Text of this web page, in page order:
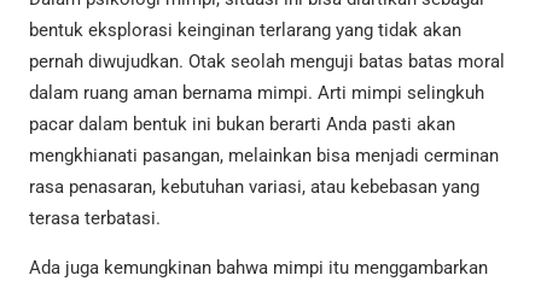
bentuk eksplorasi keinginan terlarang yang tidak akan
pernah diwujudkan. Otak seolah menguji batas batas moral
dalam ruang aman bernama mimpi. Arti mimpi selingkuh
pacar dalam bentuk ini bukan berarti Anda pasti akan
mengkhianati pasangan, melainkan bisa menjadi cerminan
rasa penasaran, kebutuhan variasi, atau kebebasan yang
terasa terbatasi.
Ada juga kemungkinan bahwa mimpi itu menggambarkan